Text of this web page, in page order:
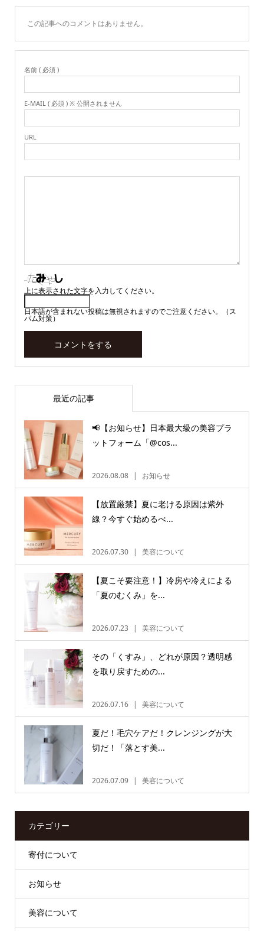
この記事へのコメントはありません。
名前 ( 必須 )
E-MAIL ( 必須 ) ※ 公開されません
URL
上に表示された文字を入力してください。
日本語が含まれない投稿は無視されますのでご注意ください。（ス
パム対策）
最近の記事
📢【お知らせ】日本最大級の美容プラ
ットフォーム「@cos...
2026.08.08 お知らせ
【放置厳禁】夏に老ける原因は紫外
線？今すぐ始めるべ...
2026.07.30 美容について
【夏こそ要注意！】冷房や冷えによる
「夏のむくみ」を...
2026.07.23 美容について
その「くすみ」、どれが原因？透明感
を取り戻すための...
2026.07.16 美容について
夏だ！毛穴ケアだ！クレンジングが大
切だ！「落とす美...
2026.07.09 美容について
カテゴリー
寄付について
お知らせ
美容について